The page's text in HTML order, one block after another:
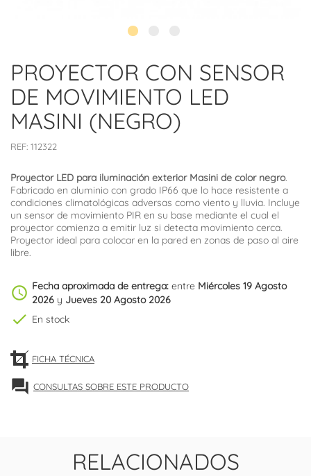
PROYECTOR CON SENSOR
DE MOVIMIENTO LED
MASINI (NEGRO)
REF: 112322
Proyector LED para iluminación exterior Masini de color negro.
Fabricado en aluminio con grado IP66 que lo hace resistente a
condiciones climatológicas adversas como viento y lluvia. Incluye
un sensor de movimiento PIR en su base mediante el cual el
proyector comienza a emitir luz si detecta movimiento cerca.
Proyector ideal para colocar en la pared en zonas de paso al aire
libre.
schedule Fecha aproximada de entrega: entre Miércoles 19 Agosto
2026 y Jueves 20 Agosto 2026
check En stock
FICHA TÉCNICA
forum CONSULTAS SOBRE ESTE PRODUCTO
RELACIONADOS